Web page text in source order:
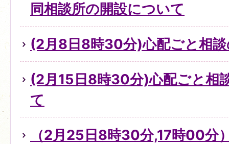
同相談所の開設について
(2月8日8時30分)心配ごと相
(2月15日8時30分)心配ごと相
て
（2月25日8時30分,17時00分